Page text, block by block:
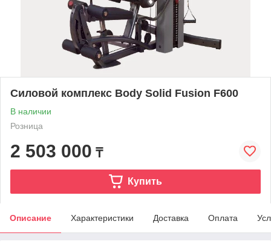
Силовой комплекс Body Solid Fusion F600
В наличии
Розница
2 503 000 ₸
Купить
Описание Характеристики Доставка Оплата